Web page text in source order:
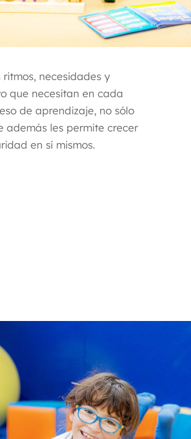
necesidades y
que necesitan en cada
de aprendizaje, no sólo
además les permite crecer
en sí mismos.